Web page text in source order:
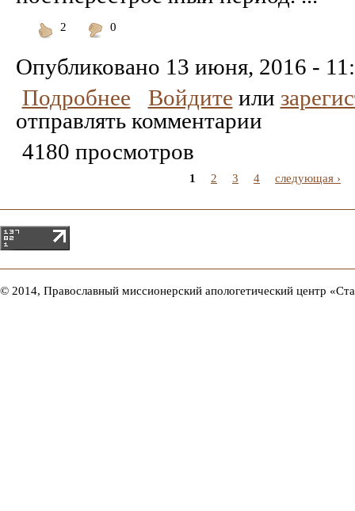
2
0
Опубликовано 13 июня, 2016 -
Подробнее
Войдите или
отправлять комментарии
4180 просмотров
1 2 3 4 следующая ›
© 2014, Православный миссионерский апологетический центр